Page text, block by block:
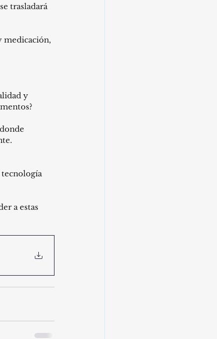
trasladará
medicación,
y
tecnología
a estas